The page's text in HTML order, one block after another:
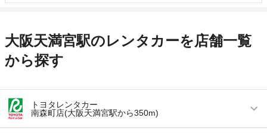
大阪天満宮駅のレンタカーを店舗一覧
から探す
トヨタレンタカー
南森町店(大阪天満宮駅から350m)